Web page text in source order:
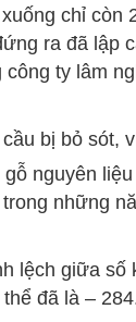
chỉ còn
ra đã lập
công ty lâm
bị bỏ sót,
nguyên
trong những
lệch giữa số
đã là –